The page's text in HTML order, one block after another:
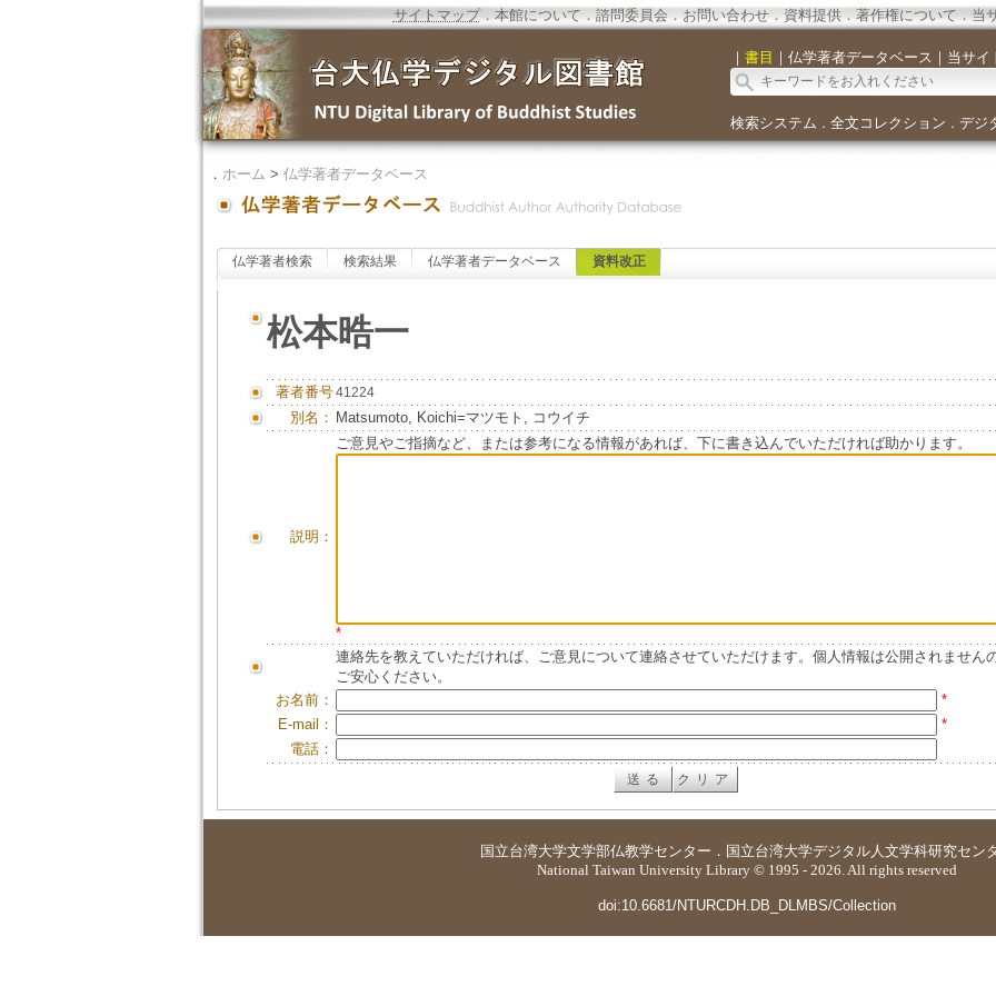
サイトマップ．本館について．諮問委員会． お問い合わせ． 資料提供．著作権について．当
｜ 書目 ｜ 仏学著者データベース ｜ 当サイ
検索システム ． 全文コレクション ． デジ
． ホーム > 仏学著者データベース
仏学著者検索 検索結果 仏学著者データベース 資料改正
松本晧一
著者番号41224
別名： Matsumoto, Koichi=マツモト, コウイチ
説明：
ご意見やご指摘など、または参考になる情報があれば、下に書き込んでいただければ助かります。
*
連絡先を教えていただければ、ご意見について連絡させていただけます。個人情報は公開されません
ご安心ください。
お名前：
*
E-mail：
*
電話：
国立台湾大学文学部仏教学センター ． 国立台湾大学デジタル人文学科研究セン
National Taiwan University Library © 1995 - 2026. All rights reserved
doi:10.6681/NTURCDH.DB_DLMBS/Collection